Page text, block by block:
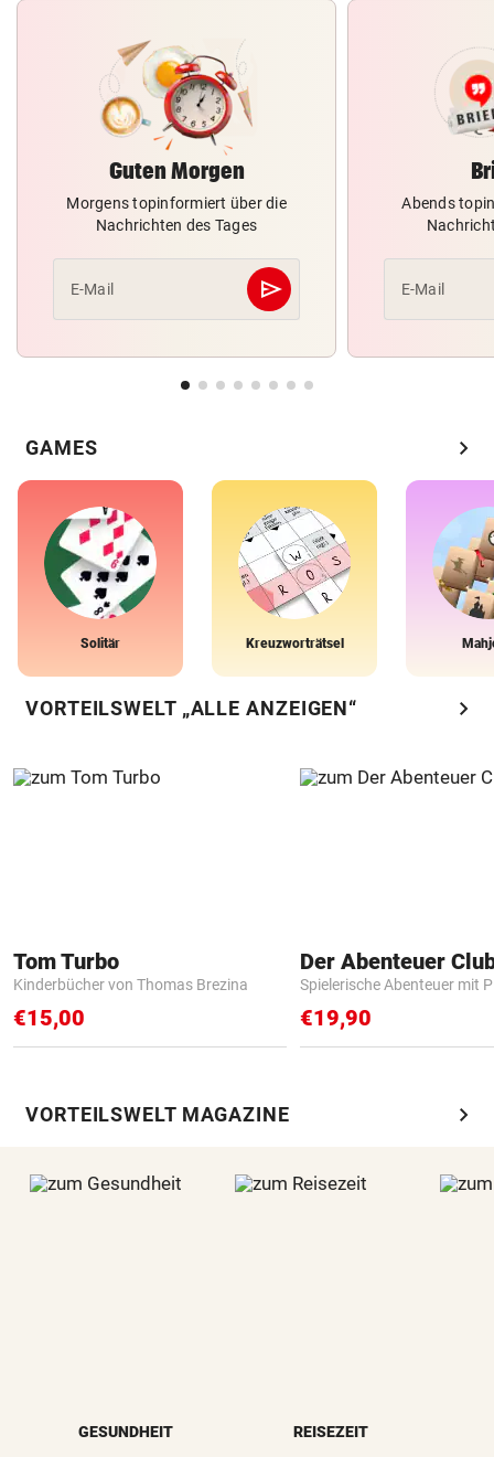
Guten Morgen
Morgens topinformiert über die
Nachrichten des Tages
E-Mail send
Abschicken
Abends
E-Mail
GAMES chevron_right
Solitär Kreuzworträtsel
VORTEILSWELT „ALLE ANZEIGEN“ chevron_right
Tom Turbo
Kinderbücher von Thomas Brezina
€15,00
Der Abenteuer
Spielerische Abenteuer mit
€19,90
VORTEILSWELT MAGAZINE chevron_right
GESUNDHEIT REISEZEIT